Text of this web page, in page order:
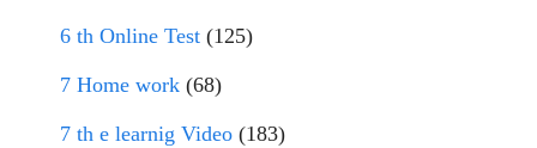
6 th Online Test (125)
7 Home work (68)
7 th e learnig Video (183)